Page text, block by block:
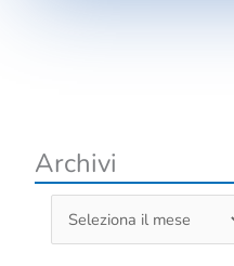
Archivi
r